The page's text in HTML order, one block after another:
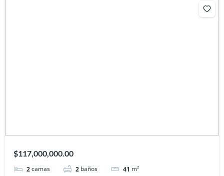
$117,000,000.00
2camas 2 baños 41 m²